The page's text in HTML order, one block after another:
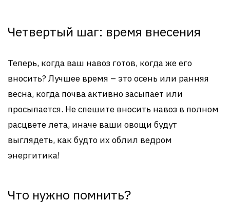
Четвертый шаг: время внесения
Теперь, когда ваш навоз готов, когда же его
вносить? Лучшее время – это осень или ранняя
весна, когда почва активно засыпает или
просыпается. Не спешите вносить навоз в полном
расцвете лета, иначе ваши овощи будут
выглядеть, как будто их облил ведром
энергитика!
Что нужно помнить?